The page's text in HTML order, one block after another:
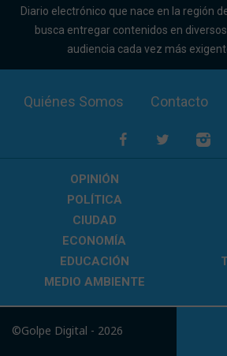
Diario electrónico que nace en la región
busca entregar contenidos en
audiencia cada vez más
Quiénes Somos Contacto
OPINIÓN
POLÍTICA
CIUDAD
ECONOMÍA
EDUCACIÓN
MEDIO AMBIENTE
©Golpe Digital - 2026